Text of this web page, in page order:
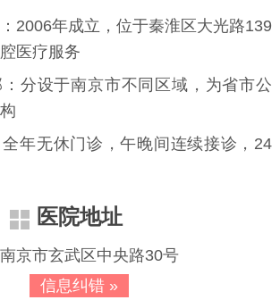
2006年成立，位于秦淮区大光路139
医疗服务
分设于南京市不同区域，为省市公
年无休门诊，午晚间连续接诊，24
医院地址
京市玄武区中央路30号
信息纠错 »